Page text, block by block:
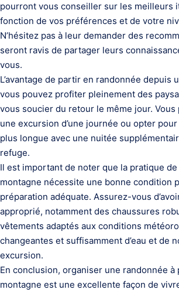
pourront vous conseiller sur les meilleurs
fonction de vos préférences et de votre
N’hésitez pas à leur demander des
seront ravis de partager leurs
vous.
L’avantage de partir en randonnée depuis
vous pouvez profiter pleinement des
vous soucier du retour le même jour.
une excursion d’une journée ou opter
plus longue avec une nuitée
refuge.
Il est important de noter que la pratique
montagne nécessite une bonne condition
préparation adéquate. Assurez-vous
approprié, notamment des chaussures
vêtements adaptés aux conditions
changeantes et suffisamment d’eau et de
excursion.
En conclusion, organiser une randonnée à
montagne est une excellente façon de